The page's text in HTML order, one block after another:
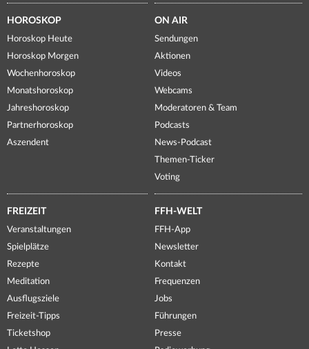
HOROSKOP
Horoskop Heute
Horoskop Morgen
Wochenhoroskop
Monatshoroskop
Jahreshoroskop
Partnerhoroskop
Aszendent
ON AIR
Sendungen
Aktionen
Videos
Webcams
Moderatoren & Team
Podcasts
News-Podcast
Themen-Ticker
Voting
FREIZEIT
Veranstaltungen
Spielplätze
Rezepte
Meditation
Ausflugsziele
Freizeit-Tipps
Ticketshop
FFH-WELT
FFH-App
Newsletter
Kontakt
Frequenzen
Jobs
Führungen
Presse